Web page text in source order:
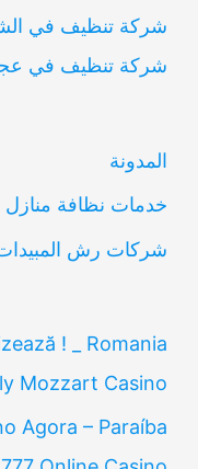
ح
ث
شركة تنظيف في
شركة تنظيف في
المدونة
خدمات نظافة منازل
شركات رش
! _ Romania
Mozzart Casino
Agora – Paraíba